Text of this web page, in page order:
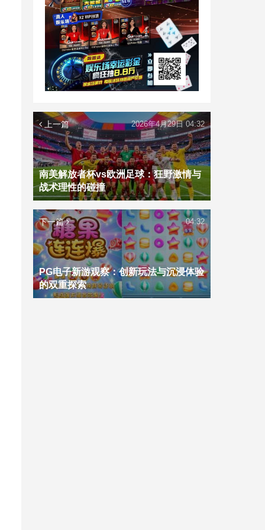
上一篇
南美解放者杯vs欧洲足球：狂野激情与
战术理性的碰撞
2026年4月29日 04:32
下一篇
PG电子新游观察：创新玩法与沉浸体验
的双重探索
04:32